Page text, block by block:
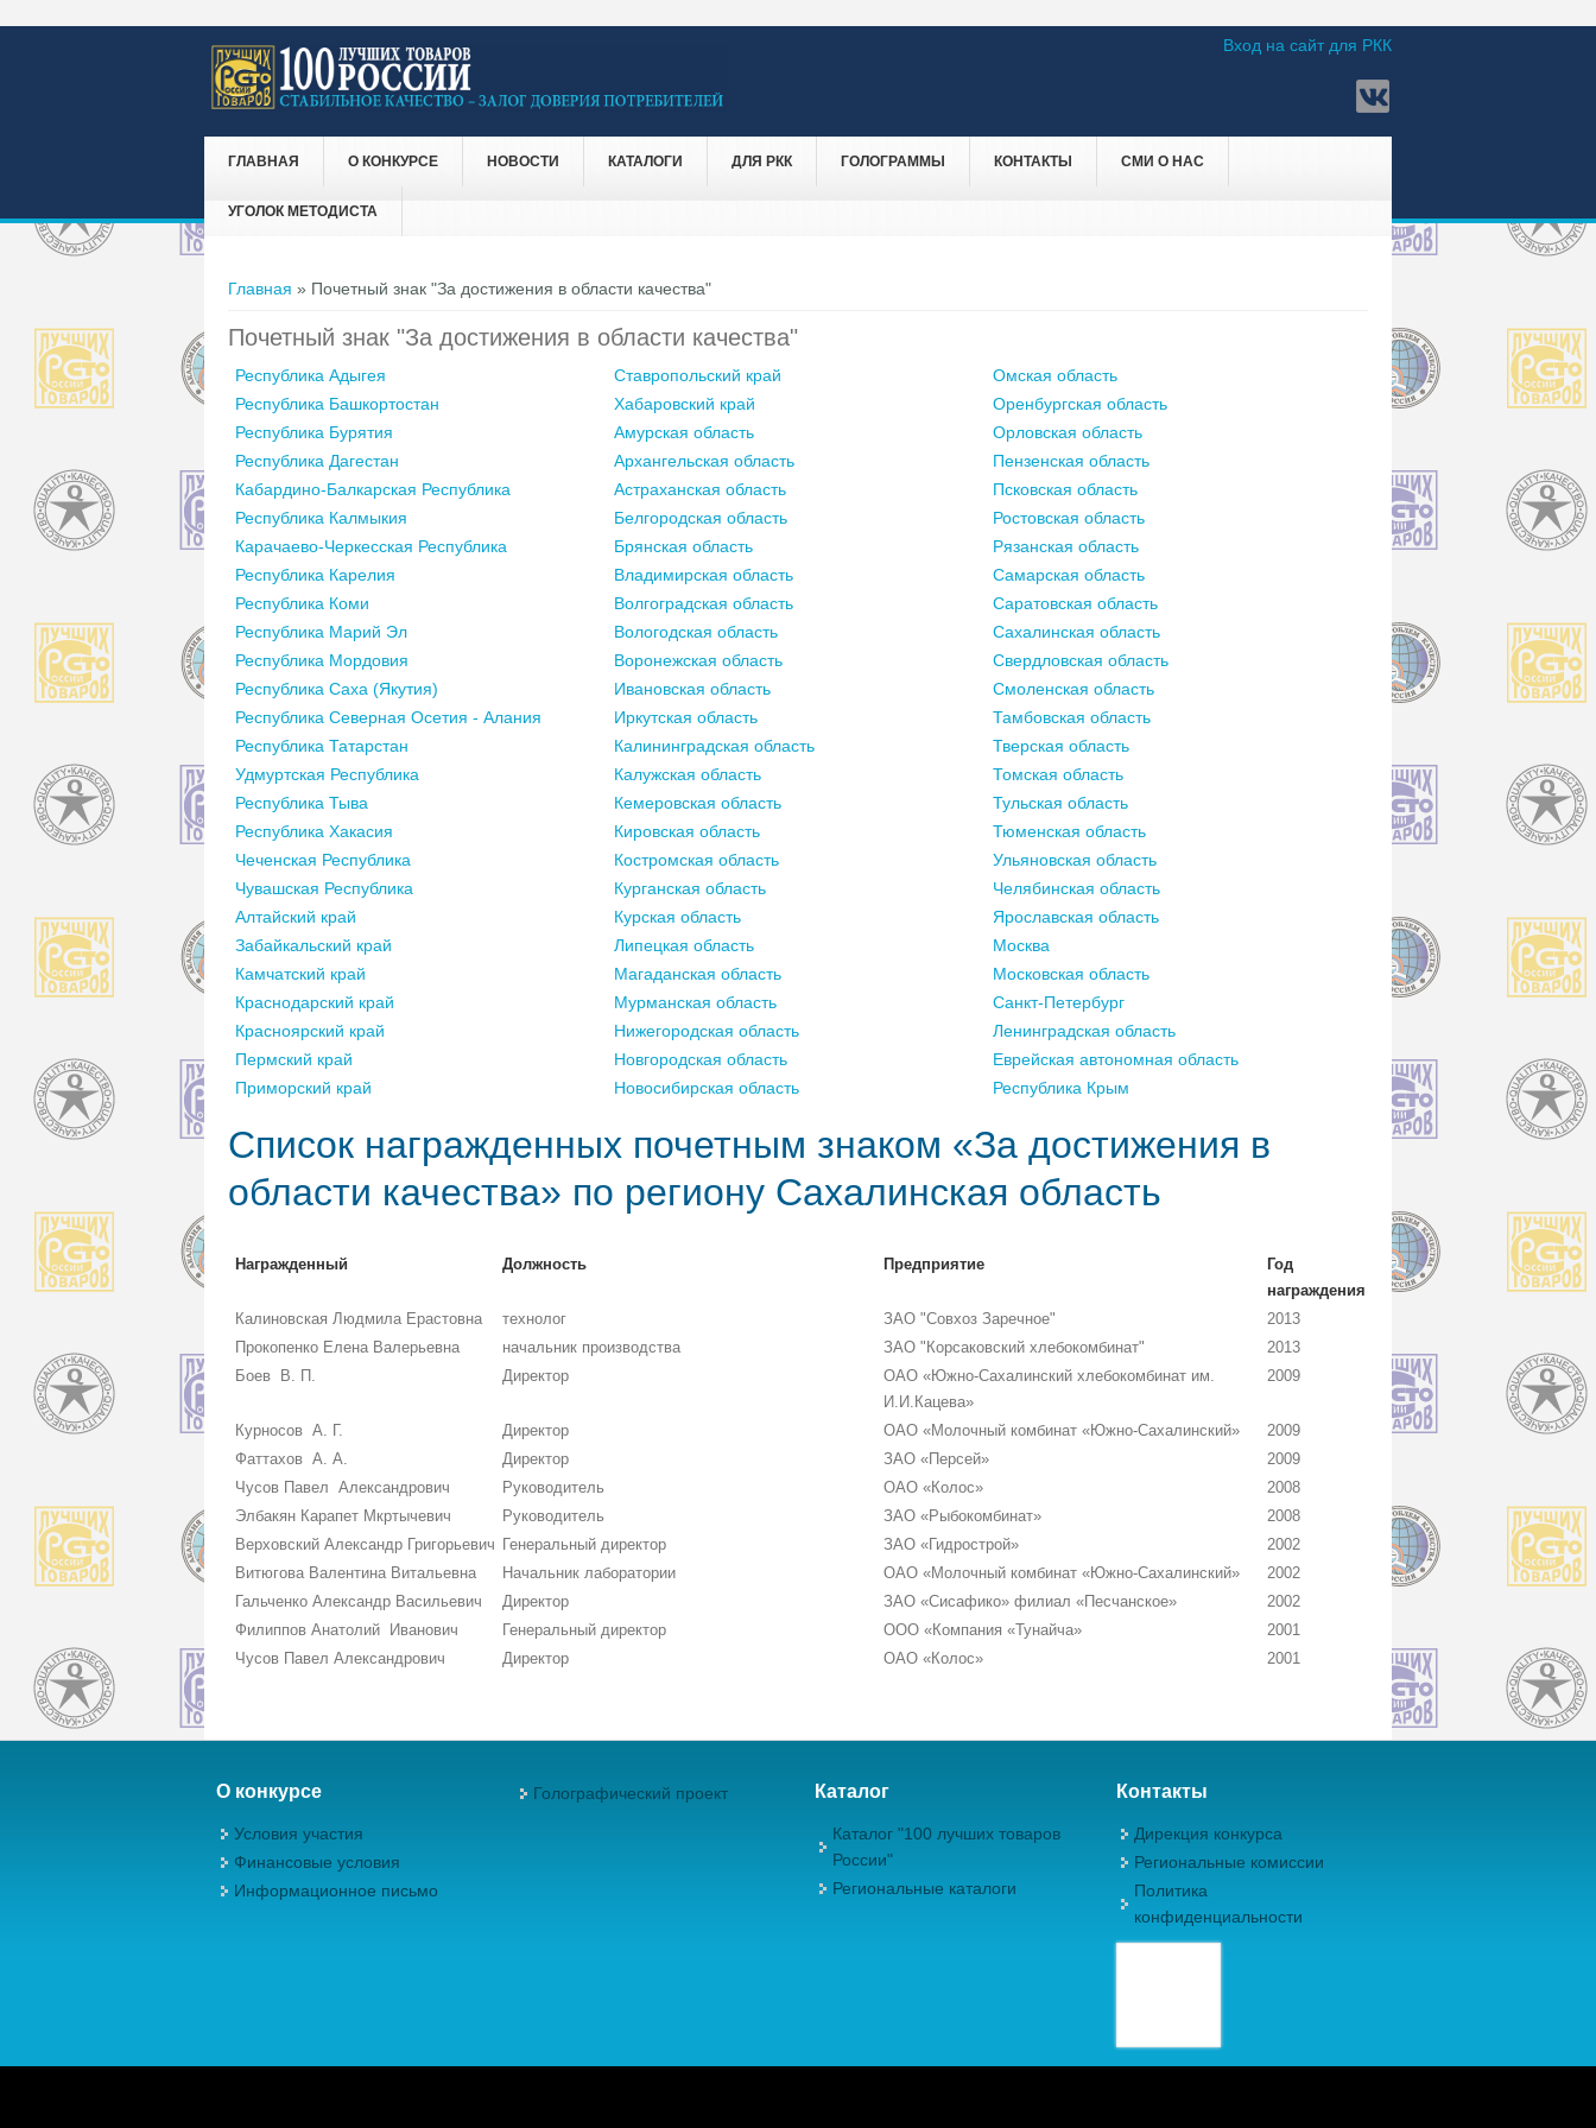
Вход на сайт для РКК
ГЛАВНАЯ О КОНКУРСЕ НОВОСТИ КАТАЛОГИ ДЛЯ РКК ГОЛОГРАММЫ КОНТАКТЫ СМИ О НАС
УГОЛОК МЕТОДИСТА
Вы здесь
Главная » Почетный знак "За достижения в области качества"
Почетный знак "За достижения в области качества"
Республика Адыгея Ставропольский край
Омская область
Республика Башкортостан
Хабаровский край
Оренбургская область
Республика Бурятия
Амурская область
Орловская область
Республика Дагестан
Архангельская область
Пензенская область
Кабардино-Балкарская Республика
Астраханская область
Псковская область
Республика Калмыкия
Белгородская область
Ростовская область
Карачаево-Черкесская Республика
Брянская область
Рязанская область
Республика Карелия
Владимирская область
Самарская область
Республика Коми
Волгоградская область
Саратовская область
Республика Марий Эл
Вологодская область
Сахалинская область
Республика Мордовия
Воронежская область
Свердловская область
Республика Саха (Якутия)
Ивановская область
Смоленская область
Республика Северная Осетия - Алания
Иркутская область
Тамбовская область
Республика Татарстан
Калининградская область
Тверская область
Удмуртская Республика
Калужская область
Томская область
Республика Тыва
Кемеровская область
Тульская область
Республика Хакасия
Кировская область
Тюменская область
Чеченская Республика
Костромская область
Ульяновская область
Чувашская Республика
Курганская область
Челябинская область
Алтайский край
Курская область
Ярославская область
Забайкальский край
Липецкая область
Москва
Камчатский край
Магаданская область
Московская область
Краснодарский край
Мурманская область
Санкт-Петербург
Красноярский край
Нижегородская область
Ленинградская область
Пермский край
Новгородская область
Еврейская автономная область
Приморский край
Новосибирская область Республика Крым
Список награжденных почетным знаком «За достижения в
области качества» по региону Сахалинская область
Награжденный Должность Предприятие
Год
награждения
Калиновская Людмила Ерастовна
технолог ЗАО "Совхоз Заречное"
2013
Прокопенко Елена Валерьевна
начальник производства ЗАО "Корсаковский хлебокомбинат"
2013
Боев В. П.
Директор
ОАО «Южно-Сахалинский хлебокомбинат им.
И.И.Кацева»
2009
Курносов А. Г. Директор ОАО «Молочный комбинат «Южно-Сахалинский»
2009
Фаттахов А. А.
Директор ЗАО «Персей»
2009
Чусов Павел Александрович
Руководитель ОАО «Колос»
2008
Элбакян Карапет Мкртычевич
Руководитель ЗАО «Рыбокомбинат»
2008
Верховский Александр Григорьевич Генеральный директор ЗАО «Гидрострой»
2002
Витюгова Валентина Витальевна
Начальник лаборатории ОАО «Молочный комбинат «Южно-Сахалинский»
2002
Гальченко Александр Васильевич
Директор ЗАО «Сисафико» филиал «Песчанское»
2002
Филиппов Анатолий Иванович
Генеральный директор ООО «Компания «Тунайча»
2001
Чусов Павел Александрович
Директор ОАО «Колос» 2001
О конкурсе
Условия участия
Финансовые условия
Информационное письмо
Голографический проект Каталог
Каталог "100 лучших товаров
России"
Региональные каталоги
Контакты
Дирекция конкурса
Региональные комиссии
Политика
конфиденциальности